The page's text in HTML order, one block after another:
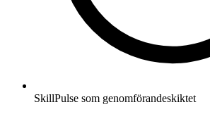
SkillPulse som genomförandeskiktet